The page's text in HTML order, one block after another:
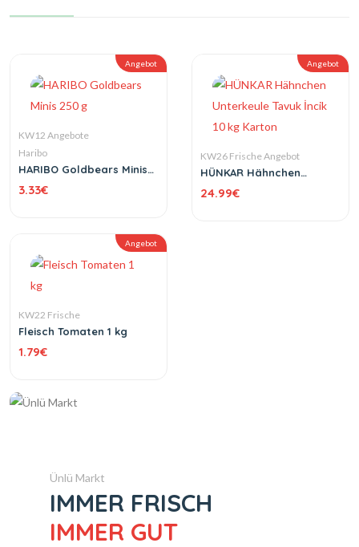
Angebot
KW12 Angebote
Haribo
HARIBO Goldbears Minis
3.33€
Angebot
KW26 Frische Angebot
HÜNKAR Hähnchen
kg Karton
24.99€
Angebot
KW22 Frische
Fleisch Tomaten 1 kg
1.79€
Ünlü Markt
IMMER FRISCH
IMMER GUT